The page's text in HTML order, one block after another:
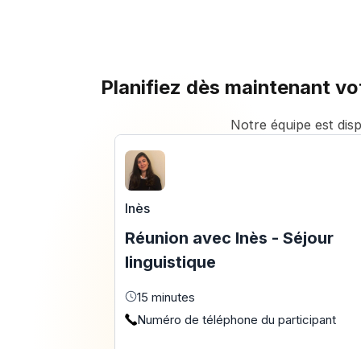
Planifiez dès maintenant
Notre équipe est
Inès
Réunion avec Inès - Séjour
linguistique
15 minutes
Numéro de téléphone du participant